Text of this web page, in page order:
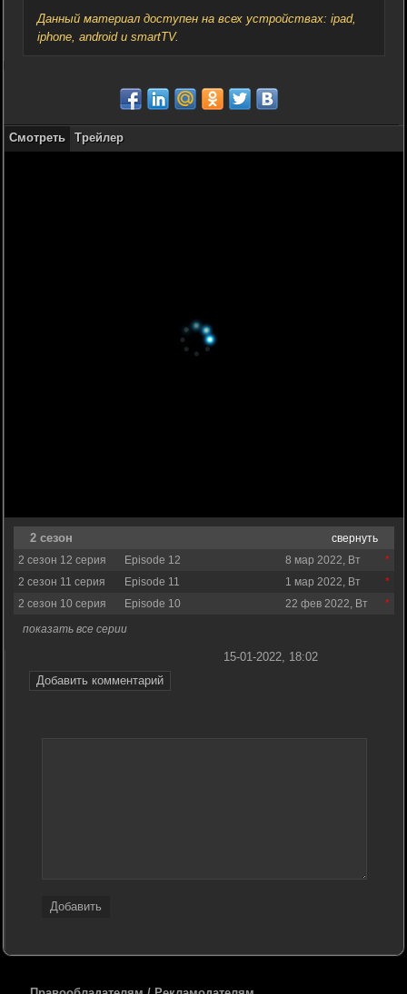
Данный материал доступен на всех устройствах: ipad,
iphone, android и smartTV.
Смотреть Трейлер
2 сезон
свернуть
2 сезон 12 серия
Episode 12
8 мар 2022, Вт
2 сезон 11 серия
Episode 11
1 мар 2022, Вт
2 сезон 10 серия
Episode 10
22 фев 2022, Вт
показать все серии
Добавить комментарий
15-01-2022, 18:02
Добавить